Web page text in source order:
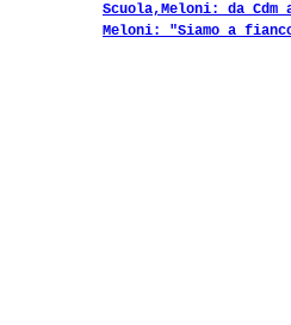
Scuola,Meloni: da
Meloni: "Siamo a